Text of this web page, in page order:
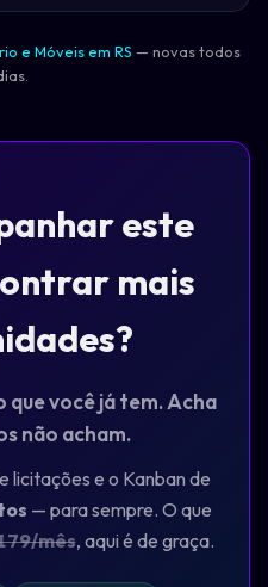
e Móveis em RS — novas todos
este
mais
que você já tem. Acha
não acham.
licitações e o Kanban de
— para sempre. O que
mês, aqui é de graça.